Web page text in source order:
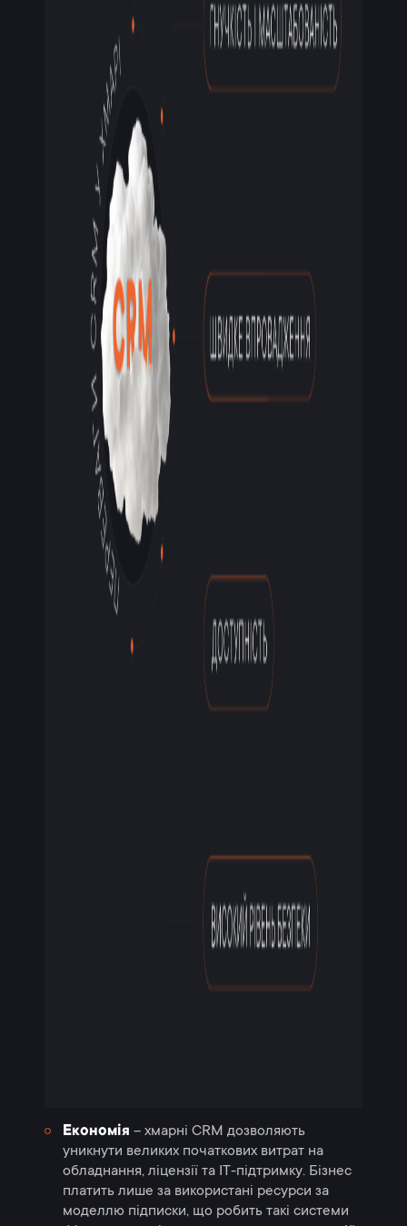
Економія – хмарні CRM дозволяють
уникнути великих початкових витрат на
обладнання, ліцензії та IT-підтримку. Бізнес
платить лише за використані ресурси за
моделлю підписки, що робить такі системи